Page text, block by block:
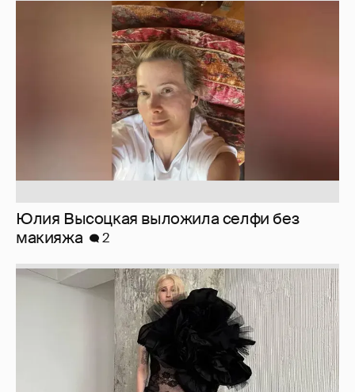
Юлия Высоцкая выложила селфи без
Журналистка Сулим примерила новый